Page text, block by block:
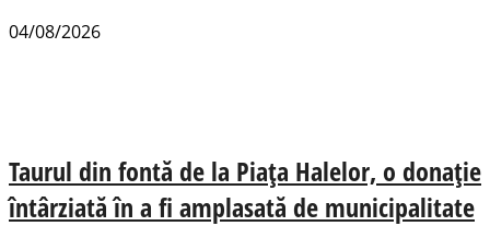
04/08/2026
Taurul din fontă de la Piața Halelor, o donație
întârziată în a fi amplasată de municipalitate